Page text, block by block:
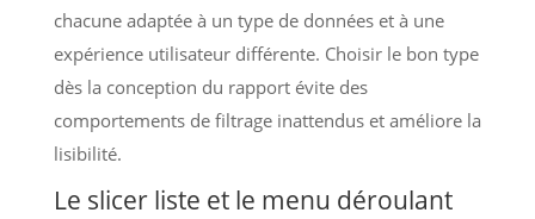
chacune adaptée à un type de données et à une
expérience utilisateur différente. Choisir le bon type
dès la conception du rapport évite des
comportements de filtrage inattendus et améliore la
lisibilité.
Le slicer liste et le menu déroulant